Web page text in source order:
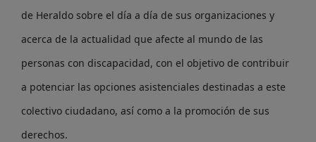
de Heraldo sobre el día a día de sus organizaciones y
acerca de la actualidad que afecte al mundo de las
personas con discapacidad, con el objetivo de contribuir
a potenciar las opciones asistenciales destinadas a este
colectivo ciudadano, así como a la promoción de sus
derechos.